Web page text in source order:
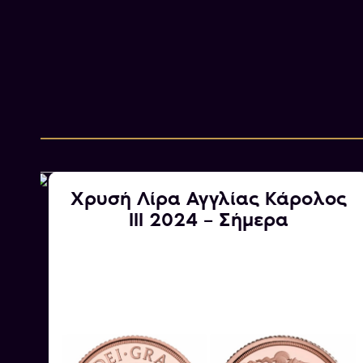
Χρυσή Λίρα Αγγλίας Κάρολος
III 2024 – Σήμερα